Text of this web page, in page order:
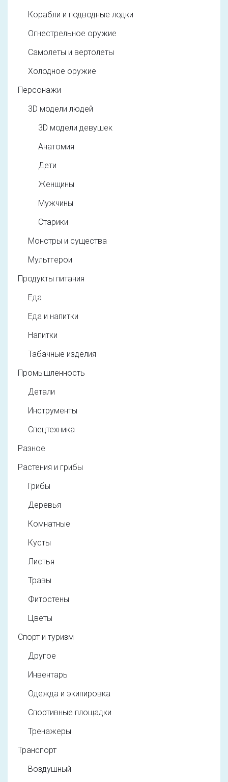
Корабли и подводные лодки
Огнестрельное оружие
Самолеты и вертолеты
Холодное оружие
Персонажи
3D модели людей
3D модели девушек
Анатомия
Дети
Женщины
Мужчины
Старики
Монстры и существа
Мультгерои
Продукты питания
Еда
Еда и напитки
Напитки
Табачные изделия
Промышленность
Детали
Инструменты
Спецтехника
Разное
Растения и грибы
Грибы
Деревья
Комнатные
Кусты
Листья
Травы
Фитостены
Цветы
Спорт и туризм
Другое
Инвентарь
Одежда и экипировка
Спортивные площадки
Тренажеры
Транспорт
Воздушный